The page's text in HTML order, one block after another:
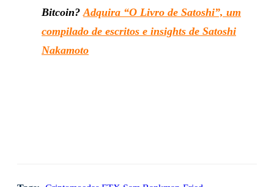
Bitcoin? Adquira “O Livro de Satoshi”, um
compilado de escritos e insights de Satoshi
Nakamoto